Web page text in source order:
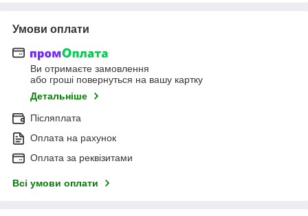
Умови оплати
Ви отримаєте замовлення
або гроші повернуться на вашу картку
Детальніше
Післяплата
Оплата на рахунок
Оплата за реквізитами
Всі умови оплати